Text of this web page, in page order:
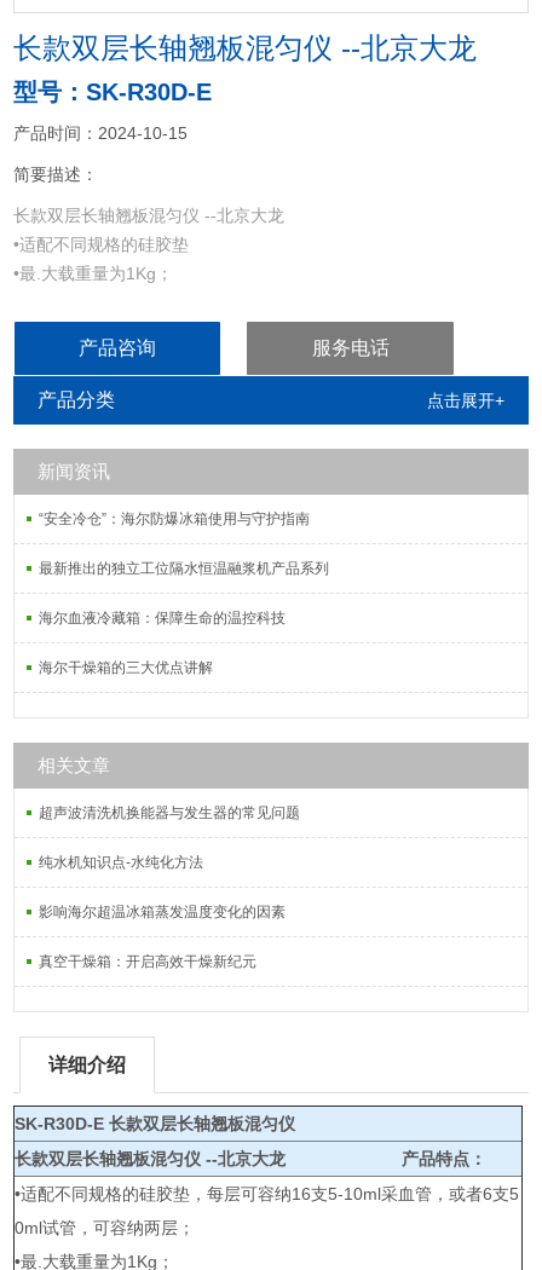
长款双层长轴翘板混匀仪 --北京大龙
型号：SK-R30D-E
产品时间：2024-10-15
简要描述：
长款双层长轴翘板混匀仪 --北京大龙
•适配不同规格的硅胶垫
•最.大载重量为1Kg；
•※直流无刷电机，免维护；
•※宽电压设计
产品咨询 服务电话
产品分类 点击展开+
新闻资讯
“安全冷仓”：海尔防爆冰箱使用与守护指南
最新推出的独立工位隔水恒温融浆机产品系列
海尔血液冷藏箱：保障生命的温控科技
海尔干燥箱的三大优点讲解
相关文章
超声波清洗机换能器与发生器的常见问题
纯水机知识点-水纯化方法
影响海尔超温冰箱蒸发温度变化的因素
真空干燥箱：开启高效干燥新纪元
详细介绍
SK-R30D-E 长款双层长轴翘板混匀仪
长款双层长轴翘板混匀仪 --北京大龙 产品特点：
•适配不同规格的硅胶垫，每层可容纳16支5-10ml采血管，或者6支5
0ml试管，可容纳两层；
•最.大载重量为1Kg；